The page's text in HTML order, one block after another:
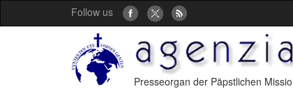
Follow us
Presseorgan der Päpstlichen